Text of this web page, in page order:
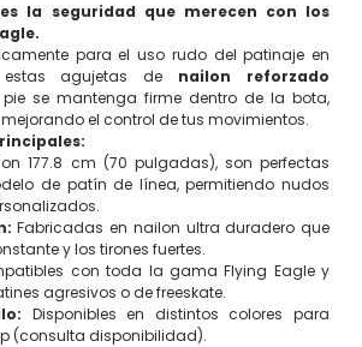
la seguridad que merecen con los
para el uso rudo del patinaje en
agujetas de nailon reforzado
se mantenga firme dentro de la bota,
el control de tus movimientos.
177.8 cm (70 pulgadas), son perfectas
de patín de línea, permitiendo nudos
Fabricadas en nailon ultra duradero que
y los tirones fuertes.
con toda la gama Flying Eagle y
agresivos o de freeskate.
Disponibles en distintos colores para
(consulta disponibilidad).